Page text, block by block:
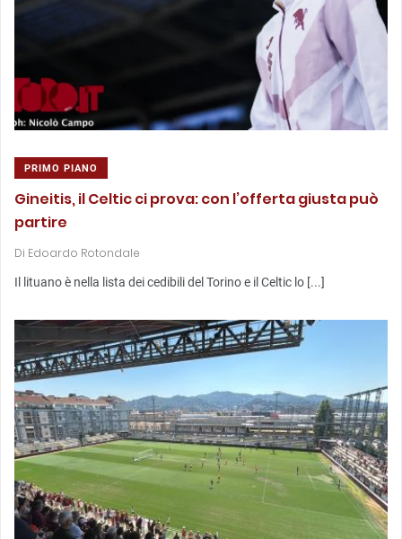
PRIMO PIANO
Gineitis, il Celtic ci prova: con l’offerta giusta può
partire
Di Edoardo Rotondale
Il lituano è nella lista dei cedibili del Torino e il Celtic lo [...]